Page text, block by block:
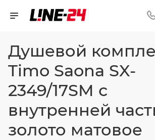
Душевой
Timo Saona SX-
2349/17SM с
внутренней
золото матовое